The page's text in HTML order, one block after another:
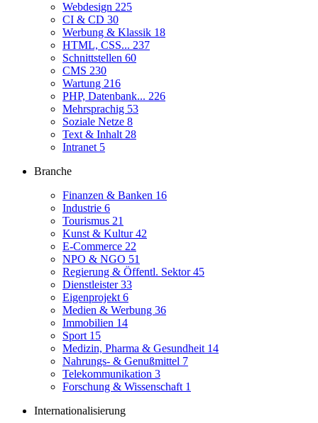
Webdesign 225
CI & CD 30
Werbung & Klassik 18
HTML, CSS... 237
Schnittstellen 60
CMS 230
Wartung 216
PHP, Datenbank... 226
Mehrsprachig 53
Soziale Netze 8
Text & Inhalt 28
Intranet 5
Branche
Finanzen & Banken 16
Industrie 6
Tourismus 21
Kunst & Kultur42
E-Commerce 22
NPO & NGO 51
Regierung & Öffentl. Sektor45
Dienstleister33
Eigenprojekt 6
Medien & Werbung 36
Immobilien 14
Sport 15
Medizin, Pharma & Gesundheit 14
Nahrungs- & Genußmittel 7
Telekommunikation 3
Forschung & Wissenschaft 1
Internationalisierung